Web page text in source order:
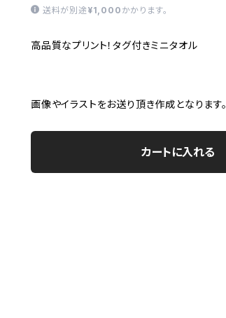
送料が別途 ¥1,000 かかります。
高品質なプリント！タグ付きミニタオル
画像やイラストをお送り頂き作成となります。
カートに入れる